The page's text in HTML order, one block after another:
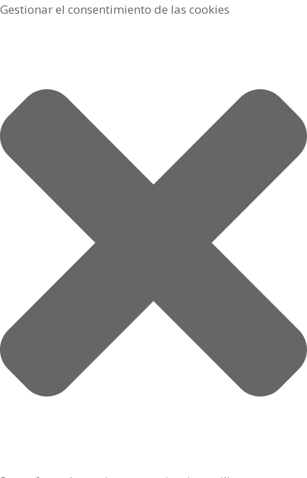
Gestionar el consentimiento de las cookies